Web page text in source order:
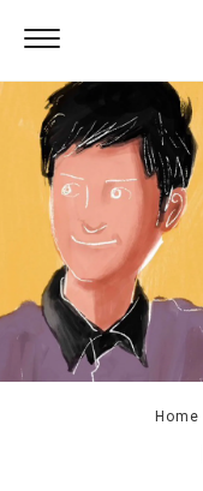
Home